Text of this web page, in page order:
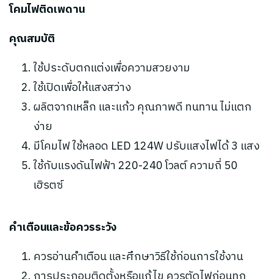
โคมไฟติดเพดาน
คุณสมบัติ
ใช้ประดับตกแต่งเพื่อความสวยงาม
ใช้เปิดเพื่อให้แสงสว่าง
ผลิตจากเหล็ก และแก้ว คุณภาพดี ทนทาน ไม่แตก
ง่าย
มีโคมไฟ ใช้หลอด LED 124W ปรับแสงไฟได้ 3 แสง
ใช้กับแรงดันไฟฟ้า 220-240 โวลต์ ความถี่ 50
เฮิรตซ์
คำเตือนและข้อควรระวัง
ควรอ่านคำเตือน และศึกษาวิธีใช้ก่อนการใช้งาน